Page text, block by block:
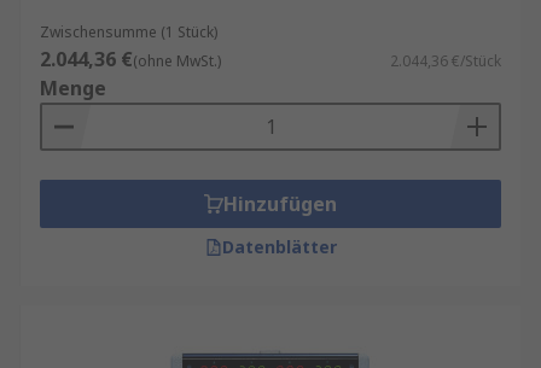
Zwischensumme (1 Stück)
2.044,36 €(ohne MwSt.) 2.044,36 €/Stück
Menge
Hinzufügen
Datenblätter